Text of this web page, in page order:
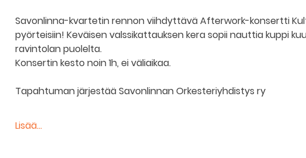
Savonlinna-kvartetin rennon viihdyttävä Afterwork-konsertti
pyörteisiin! Keväisen valssikattauksen kera sopii nauttia kuppi
ravintolan puolelta.
Konsertin kesto noin 1h, ei väliaikaa.
Tapahtuman järjestää Savonlinnan Orkesteriyhdistys ry
Lisää...